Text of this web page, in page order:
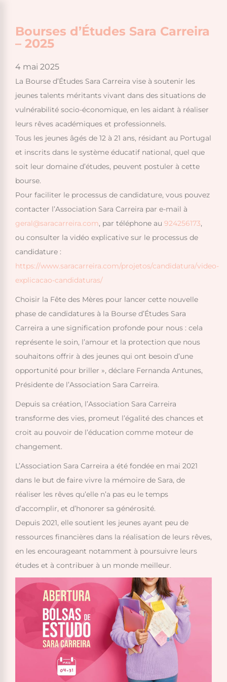
Bourses d’Études Sara Carreira
– 2025
4 mai 2025
La Bourse d’Études Sara Carreira vise à soutenir les
jeunes talents méritants vivant dans des situations de
vulnérabilité socio-économique, en les aidant à réaliser
leurs rêves académiques et professionnels.
Tous les jeunes âgés de 12 à 21 ans, résidant au Portugal
et inscrits dans le système éducatif national, quel que
soit leur domaine d’études, peuvent postuler à cette
bourse.
Pour faciliter le processus de candidature, vous pouvez
contacter l’Association Sara Carreira par e-mail à
geral@saracarreira.com, par téléphone au 924256173,
ou consulter la vidéo explicative sur le processus de
candidature :
https://www.saracarreira.com/projetos/candidatura/video-
explicacao-candidaturas/
Choisir la Fête des Mères pour lancer cette nouvelle
phase de candidatures à la Bourse d’Études Sara
Carreira a une signification profonde pour nous : cela
représente le soin, l’amour et la protection que nous
souhaitons offrir à des jeunes qui ont besoin d’une
opportunité pour briller », déclare Fernanda Antunes,
Présidente de l’Association Sara Carreira.
Depuis sa création, l’Association Sara Carreira
transforme des vies, promeut l’égalité des chances et
croit au pouvoir de l’éducation comme moteur de
changement.
L’Association Sara Carreira a été fondée en mai 2021
dans le but de faire vivre la mémoire de Sara, de
réaliser les rêves qu’elle n’a pas eu le temps
d’accomplir, et d’honorer sa générosité.
Depuis 2021, elle soutient les jeunes ayant peu de
ressources financières dans la réalisation de leurs rêves,
en les encourageant notamment à poursuivre leurs
études et à contribuer à un monde meilleur.